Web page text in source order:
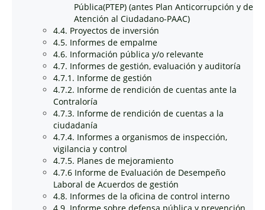
Pública(PTEP) (antes Plan Anticorrupción y de
Atención al Ciudadano-PAAC)
4.4. Proyectos de inversión
4.5. Informes de empalme
4.6. Información pública y/o relevante
4.7. Informes de gestión, evaluación y auditoría
4.7.1. Informe de gestión
4.7.2. Informe de rendición de cuentas ante la
Contraloría
4.7.3. Informe de rendición de cuentas a la
ciudadanía
4.7.4. Informes a organismos de inspección,
vigilancia y control
4.7.5. Planes de mejoramiento
4.7.6 Informe de Evaluación de Desempeño
Laboral de Acuerdos de gestión
4.8. Informes de la oficina de control interno